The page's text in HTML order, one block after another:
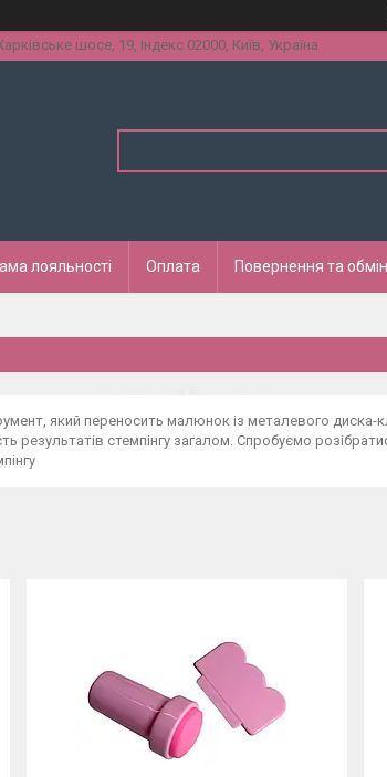
шосе, 19, індекс 02000, Київ, Україна
лояльності Оплата Повернення та обмін
який переносить малюнок із металевого диска-
результатів стемпінгу загалом. Спробуємо